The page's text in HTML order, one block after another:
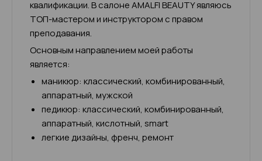
квалификации. В салоне AMALFI BEAUTY являюсь
ТОП-мастером и инструктором с правом
преподавания.
Основным направлением моей работы
является:
маникюр: классический, комбинированный,
аппаратный, мужской
педикюр: классический, комбинированный,
аппаратный, кислотный, smart
легкие дизайны, френч, ремонт